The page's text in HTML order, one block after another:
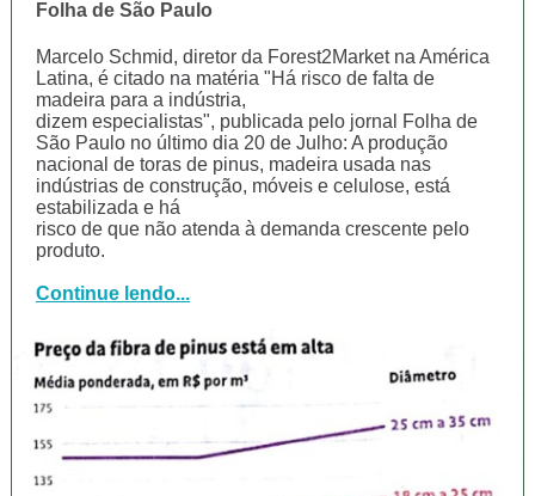
Folha de São Paulo
Marcelo Schmid, diretor da Forest2Market na América
Latina, é citado na matéria "Há risco de falta de
madeira para a indústria,
dizem especialistas", publicada pelo jornal Folha de
São Paulo no último dia 20 de Julho: A produção
nacional de toras de pinus, madeira usada nas
indústrias de construção, móveis e celulose, está
estabilizada e há
risco de que não atenda à demanda crescente pelo
produto.
Continue lendo...